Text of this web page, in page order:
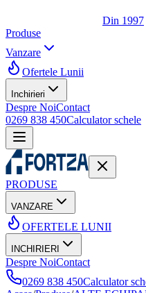
Din 1997
Produse
Vanzare
Ofertele Lunii
Inchirieri
Despre NoiContact
0269 838 450Calculator schele
PRODUSE
VANZARE
OFERTELE LUNII
INCHIRIERI
Despre NoiContact
0269 838 450Calculator